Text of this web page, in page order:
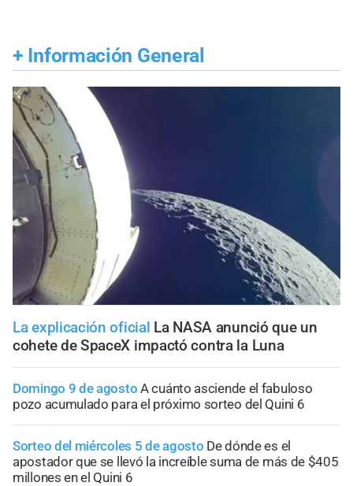
+ Información General
La explicación oficial La NASA anunció que un
cohete de SpaceX impactó contra la Luna
Domingo 9 de agosto A cuánto asciende el fabuloso
pozo acumulado para el próximo sorteo del Quini 6
Sorteo del miércoles 5 de agosto De dónde es el
apostador que se llevó la increíble suma de más de $405
millones en el Quini 6